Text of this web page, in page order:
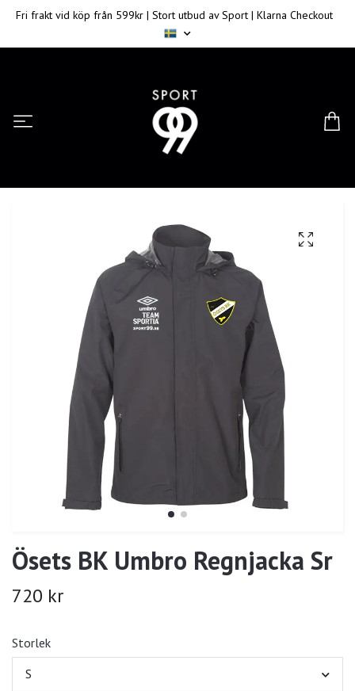
Fri frakt vid köp från 599kr | Stort utbud av Sport | Klarna Checkout
Ösets BK Umbro Regnjacka Sr
720 kr
Storlek
S